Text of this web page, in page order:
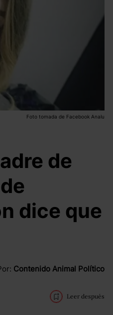
Foto tomada de Facebook Analu
de
dice que
Contenido Animal Político
Leer después